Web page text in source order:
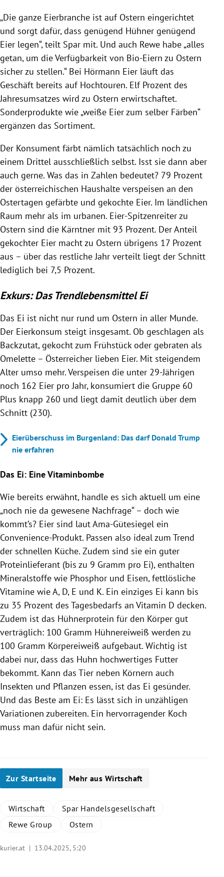
„Die ganze Eierbranche ist auf Ostern eingerichtet
und sorgt dafür, dass genügend Hühner genügend
Eier legen“, teilt Spar mit. Und auch Rewe habe „alles
getan, um die Verfügbarkeit von Bio-Eiern zu Ostern
sicher zu stellen.“ Bei Hörmann Eier läuft das
Geschäft bereits auf Hochtouren. Elf Prozent des
Jahresumsatzes wird zu Ostern erwirtschaftet.
Sonderprodukte wie „weiße Eier zum selber Färben“
ergänzen das Sortiment.
Der Konsument färbt nämlich tatsächlich noch zu
einem Drittel ausschließlich selbst. Isst sie dann aber
auch gerne. Was das in Zahlen bedeutet? 79 Prozent
der österreichischen Haushalte verspeisen an den
Ostertagen gefärbte und gekochte Eier. Im ländlichen
Raum mehr als im urbanen. Eier-Spitzenreiter zu
Ostern sind die Kärntner mit 93 Prozent. Der Anteil
gekochter Eier macht zu Ostern übrigens 17 Prozent
aus – über das restliche Jahr verteilt liegt der Schnitt
lediglich bei 7,5 Prozent.
Exkurs: Das Trendlebensmittel Ei
Das Ei ist nicht nur rund um Ostern in aller Munde.
Der Eierkonsum steigt insgesamt. Ob geschlagen als
Backzutat, gekocht zum Frühstück oder gebraten als
Omelette – Österreicher lieben Eier. Mit steigendem
Alter umso mehr. Verspeisen die unter 29-Jährigen
noch 162 Eier pro Jahr, konsumiert die Gruppe 60
Plus knapp 260 und liegt damit deutlich über dem
Schnitt (230).
Eierüberschuss im Burgenland: Das darf Donald Trump
nie erfahren
Das Ei: Eine Vitaminbombe
Wie bereits erwähnt, handle es sich aktuell um eine
„noch nie da gewesene Nachfrage“ – doch wie
kommt’s? Eier sind laut Ama-Gütesiegel ein
Convenience-Produkt. Passen also ideal zum Trend
der schnellen Küche. Zudem sind sie ein guter
Proteinlieferant (bis zu 9 Gramm pro Ei), enthalten
Mineralstoffe wie Phosphor und Eisen, fettlösliche
Vitamine wie A, D, E und K. Ein einziges Ei kann bis
zu 35 Prozent des Tagesbedarfs an Vitamin D decken.
Zudem ist das Hühnerprotein für den Körper gut
verträglich: 100 Gramm Hühnereiweiß werden zu
100 Gramm Körpereiweiß aufgebaut. Wichtig ist
dabei nur, dass das Huhn hochwertiges Futter
bekommt. Kann das Tier neben Körnern auch
Insekten und Pflanzen essen, ist das Ei gesünder.
Und das Beste am Ei: Es lässt sich in unzähligen
Variationen zubereiten. Ein hervorragender Koch
muss man dafür nicht sein.
Zur Startseite Mehr aus Wirtschaft
Wirtschaft
Spar Handelsgesellschaft
Rewe Group
Ostern
kurier.at | 13.04.2025, 5:20